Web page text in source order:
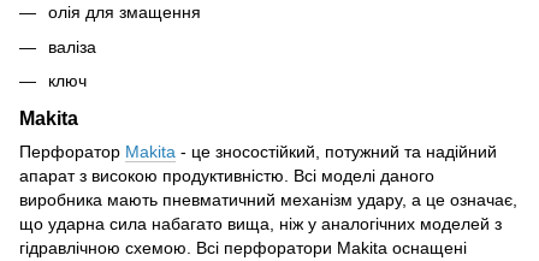
олія для змащення
валіза
ключ
Makita
Перфоратор Makita - це зносостійкий, потужний та надійний
апарат з високою продуктивністю. Всі моделі даного
виробника мають пневматичний механізм удару, а це означає,
що ударна сила набагато вища, ніж у аналогічних моделей з
гідравлічною схемою. Всі перфоратори Makita оснащені